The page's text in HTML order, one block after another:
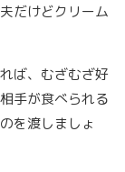
だけどクリーム
ば、むざむざ好
手が食べられる
を渡しましょ